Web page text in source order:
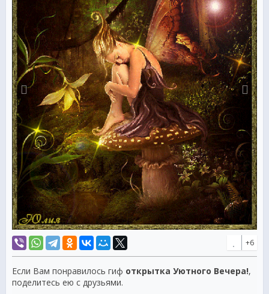
+6
Если Вам понравилось гиф открытка Уютного Вечера!,
поделитесь ею с друзьями.